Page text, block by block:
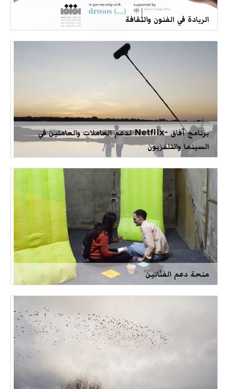
الريادة في الفنون والثقافة
برنامج آفاق -Netflix لدعم العاملات والعاملين في
السينما والتلفزيون
منحة دعم الفنّانين